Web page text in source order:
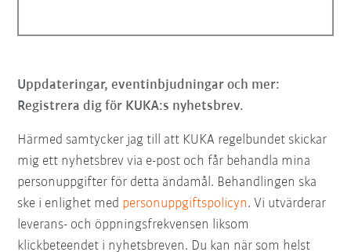
Uppdateringar, eventinbjudningar och mer:
Registrera dig för KUKA:s nyhetsbrev.
Härmed samtycker jag till att KUKA regelbundet skickar
mig ett nyhetsbrev via e-post och får behandla mina
personuppgifter för detta ändamål. Behandlingen ska
ske i enlighet med personuppgiftspolicyn. Vi utvärderar
leverans- och öppningsfrekvensen liksom
klickbeteendet i nyhetsbreven. Du kan när som helst